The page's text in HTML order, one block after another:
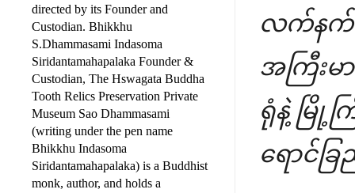
လက်နက်
အကြီး
ရုံနဲ့ မြို့က
ရောင်ခ
directed by its Founder and
Custodian. Bhikkhu
S.Dhammasami Indasoma
Siridantamahapalaka Founder &
Custodian, The Hswagata Buddha
Tooth Relics Preservation Private
Museum Sao Dhammasami
(writing under the pen name
Bhikkhu Indasoma
Siridantamahapalaka) is a Buddhist
monk, author, and holds a